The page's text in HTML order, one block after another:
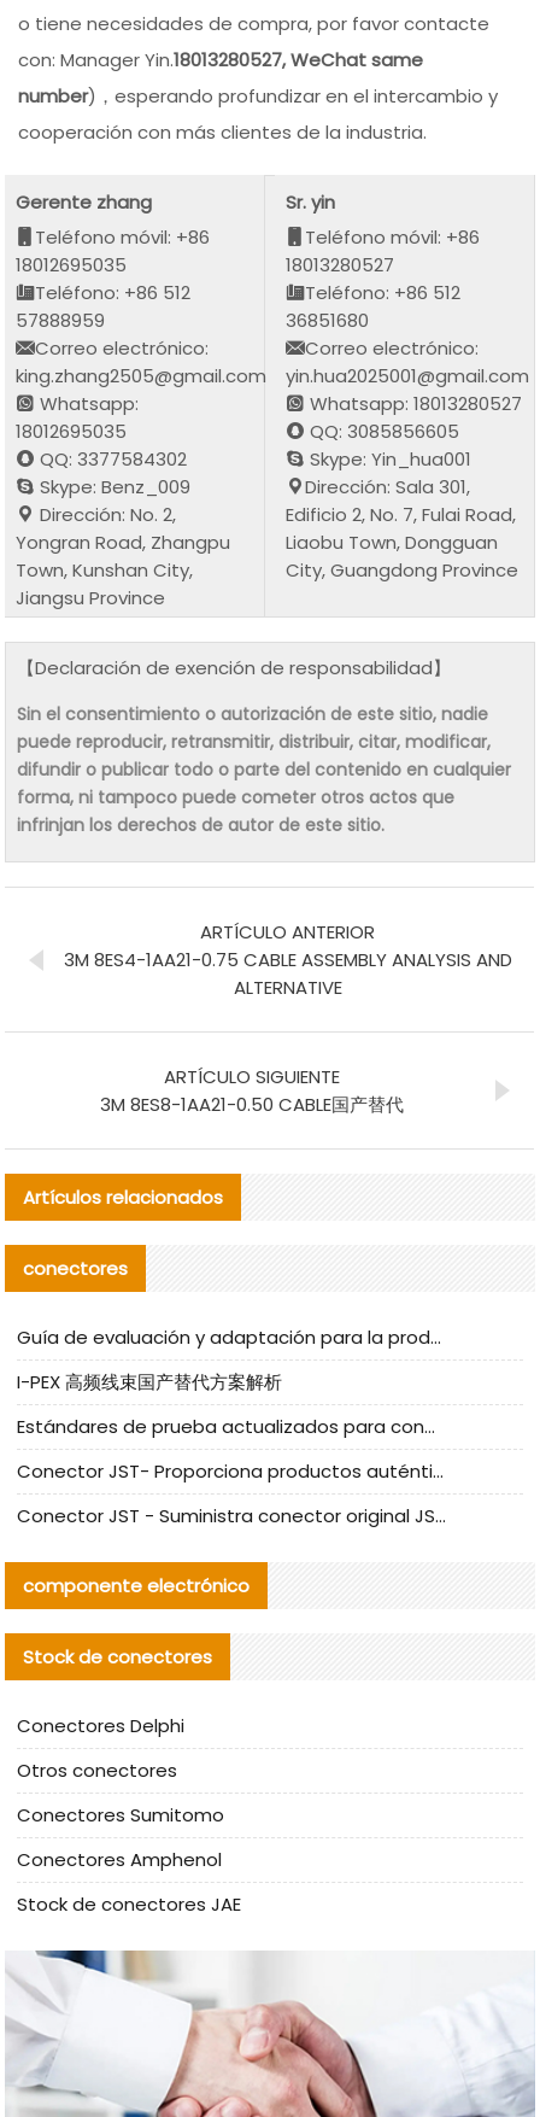
o tiene necesidades de compra, por favor contacte
con: Manager Yin.18013280527, WeChat same
number)，esperando profundizar en el intercambio y
cooperación con más clientes de la industria.
Gerente zhang
Teléfono móvil: +86
18012695035
Teléfono: +86 512
57888959
Correo electrónico:
king.zhang2505@gmail.com
Whatsapp:
18012695035
QQ: 3377584302
Skype: Benz_009
Dirección: No. 2,
Yongran Road, Zhangpu
Town, Kunshan City,
Jiangsu Province
Sr. yin
Teléfono móvil: +86
18013280527
Teléfono: +86 512
36851680
Correo electrónico:
yin.hua2025001@gmail.com
Whatsapp: 18013280527
QQ: 3085856605
Skype: Yin_hua001
Dirección: Sala 301,
Edificio 2, No. 7, Fulai Road,
Liaobu Town, Dongguan
City, Guangdong Province
【Declaración de exención de responsabilidad】
Sin el consentimiento o autorización de este sitio, nadie
puede reproducir, retransmitir, distribuir, citar, modificar,
difundir o publicar todo o parte del contenido en cualquier
forma, ni tampoco puede cometer otros actos que
infrinjan los derechos de autor de este sitio.
ARTÍCULO ANTERIOR
3M 8ES4-1AA21-0.75 CABLE ASSEMBLY ANALYSIS AND
ALTERNATIVE
ARTÍCULO SIGUIENTE
3M 8ES8-1AA21-0.50 CABLE国产替代
Artículos relacionados
conectores
Guía de evaluación y adaptación para la producción en serie de componentes de cables nacionales para CNC Tech
I-PEX 高频线束国产替代方案解析
Estándares de prueba actualizados para conectores nacionales bajo la referencia de CLIFF
Conector JST- Proporciona productos auténticos y alternativos del conector JST NSHR-02V-S
Conector JST - Suministra conector original JST GHR-09V-S | productos alternativos
componente electrónico
Stock de conectores
Conectores Delphi
Otros conectores
Conectores Sumitomo
Conectores Amphenol
Stock de conectores JAE